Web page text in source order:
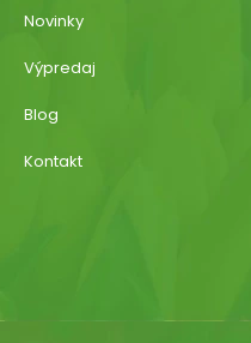
Novinky
Výpredaj
Blog
Kontakt